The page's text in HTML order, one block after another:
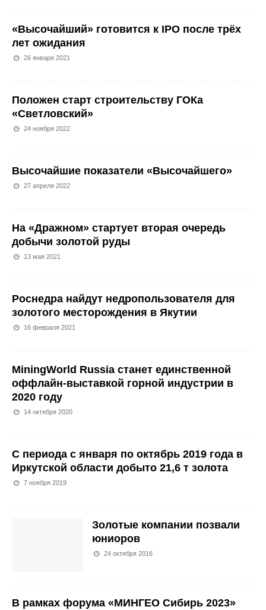
«Высочайший» готовится к IPO после трёх
лет ожидания
26 января 2021
Положен старт строительству ГОКа
«Светловский»
24 ноября 2022
Высочайшие показатели «Высочайшего»
27 апреля 2022
На «Дражном» стартует вторая очередь
добычи золотой руды
13 мая 2021
Роснедра найдут недропользователя для
золотого месторождения в Якутии
16 февраля 2021
MiningWorld Russia станет единственной
оффлайн-выставкой горной индустрии в
2020 году
14 октября 2020
С периода с января по октябрь 2019 года в
Иркутской области добыто 21,6 т золота
7 ноября 2019
Золотые компании позвали
юниоров
24 октября 2016
В рамках форума «МИНГЕО Сибирь 2023»